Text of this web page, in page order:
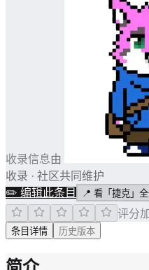
收录信息由
收录 · 社区共同维护
✏️ 编辑此条目 📍 看「捷克」全
评分
条目详情 历史版本